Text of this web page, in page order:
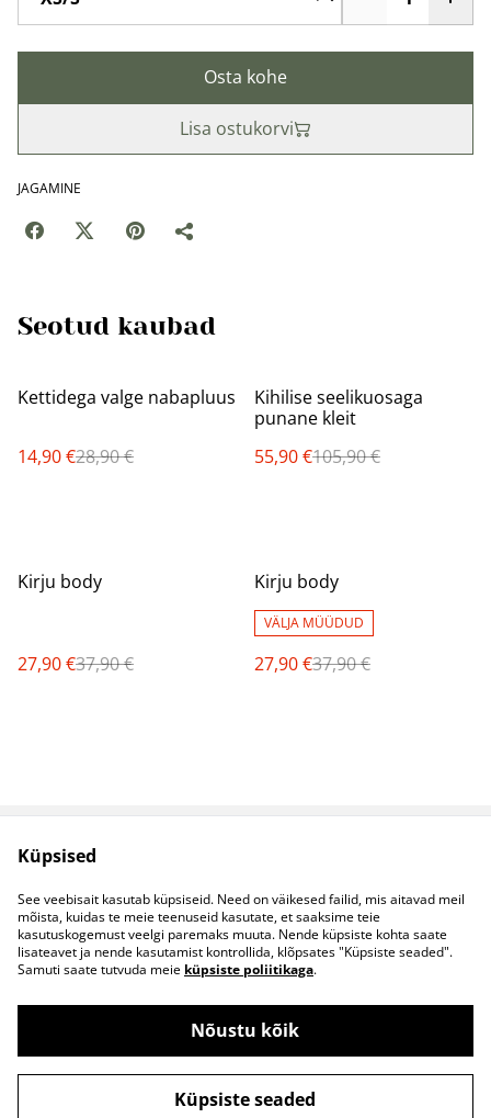
Osta kohe
Lisa ostukorvi
JAGAMINE
Seotud kaubad
%
Kettidega valge nabapluus
14,90 €28,90 €
%
Kihilise seelikuosaga
punane kleit
55,90 €105,90 €
%
Kirju body
27,90 €37,90 €
%
Kirju body
VÄLJA MÜÜDUD
27,90 €37,90 €
Müügitingimused
Küpsised
Kontaktid
B2B koostöö
©2026S&S Riided
powered by
Küpsised
See veebisait kasutab küpsiseid. Need on väikesed failid, mis aitavad meil
mõista, kuidas te meie teenuseid kasutate, et saaksime teie
kasutuskogemust veelgi paremaks muuta. Nende küpsiste kohta saate
lisateavet ja nende kasutamist kontrollida, klõpsates "Küpsiste seaded".
Samuti saate tutvuda meie küpsiste poliitikaga.
Nõustu kõik
Küpsiste seaded